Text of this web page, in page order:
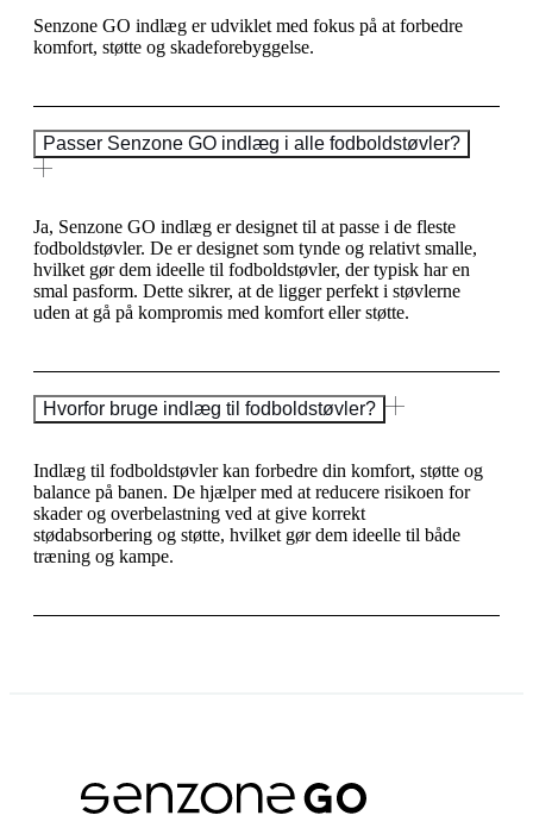
Senzone GO indlæg er udviklet med fokus på at forbedre
komfort, støtte og skadeforebyggelse.
Passer Senzone GO indlæg i alle fodboldstøvler?
Ja, Senzone GO indlæg er designet til at passe i de fleste
fodboldstøvler. De er designet som tynde og relativt smalle,
hvilket gør dem ideelle til fodboldstøvler, der typisk har en
smal pasform. Dette sikrer, at de ligger perfekt i støvlerne
uden at gå på kompromis med komfort eller støtte.
Hvorfor bruge indlæg til fodboldstøvler?
Indlæg til fodboldstøvler kan forbedre din komfort, støtte og
balance på banen. De hjælper med at reducere risikoen for
skader og overbelastning ved at give korrekt
stødabsorbering og støtte, hvilket gør dem ideelle til både
træning og kampe.